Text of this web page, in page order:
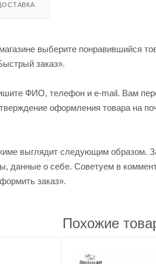
выберите понравившийся
заказ».
ФИО, телефон и e-mail. Вам
оформления товара на
выглядит следующим образом.
данные о себе. Советуем в
заказ».
Похожие